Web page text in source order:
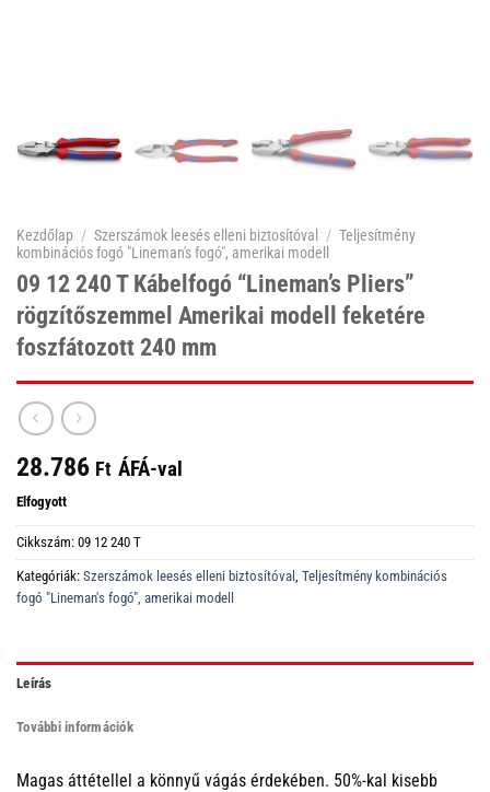
Kezdőlap / Szerszámok leesés elleni biztosítóval / Teljesítmény
kombinációs fogó "Lineman's fogó", amerikai modell
09 12 240 T Kábelfogó “Lineman’s Pliers”
rögzítőszemmel Amerikai modell feketére
foszfátozott 240 mm
28.786 Ft ÁFÁ-val
Elfogyott
Cikkszám: 09 12 240 T
Kategóriák: Szerszámok leesés elleni biztosítóval Teljesítmény kombinációs
fogó "Lineman's fogó", amerikai modell
Leírás
További információk
Magas áttétellel a könnyű vágás érdekében. 50%-kal kisebb